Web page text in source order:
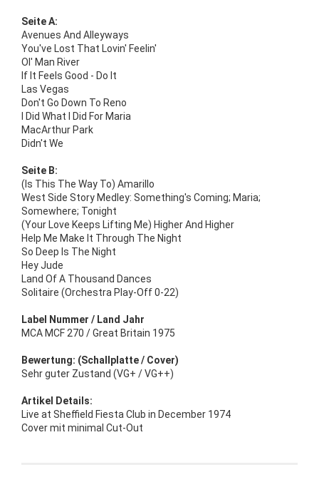
Seite A:
Avenues And Alleyways
You've Lost That Lovin' Feelin'
Ol' Man River
If It Feels Good - Do It
Las Vegas
Don't Go Down To Reno
I Did What I Did For Maria
MacArthur Park
Didn't We
Seite B:
(Is This The Way To) Amarillo
West Side Story Medley: Something's Coming; Maria;
Somewhere; Tonight
(Your Love Keeps Lifting Me) Higher And Higher
Help Me Make It Through The Night
So Deep Is The Night
Hey Jude
Land Of A Thousand Dances
Solitaire (Orchestra Play-Off 0-22)
Label Nummer / Land Jahr
MCA MCF 270 / Great Britain 1975
Bewertung: (Schallplatte / Cover)
Sehr guter Zustand (VG+ / VG++)
Artikel Details:
Live at Sheffield Fiesta Club in December 1974
Cover mit minimal Cut-Out